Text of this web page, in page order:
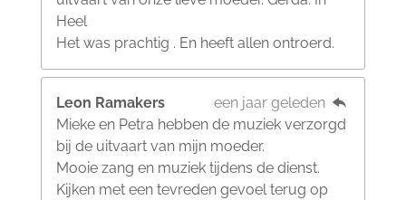
Heel
Het was prachtig . En heeft allen ontroerd.
Leon Ramakers
een jaar geleden
Mieke en Petra hebben de muziek verzorgd
bij de uitvaart van mijn moeder.
Mooie zang en muziek tijdens de dienst.
Kijken met een tevreden gevoel terug op